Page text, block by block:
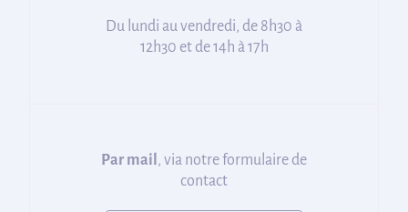
Du lundi au vendredi, de 8h30 à
12h30 et de 14h à 17h
Par mail , via notre formulaire de
contact